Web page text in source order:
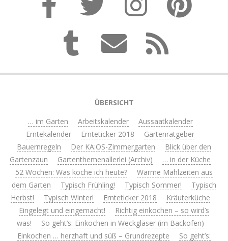
ÜBERSICHT
… im Garten
Arbeitskalender
Aussaatkalender
Erntekalender
Ernteticker 2018
Gartenratgeber
Bauernregeln
Der KA:OS-Zimmergarten
Blick über den
Gartenzaun
Gartenthemenallerlei (Archiv)
… in der Küche
52 Wochen: Was koche ich heute?
Warme Mahlzeiten aus
dem Garten
Typisch Frühling! Typisch Sommer!
Typisch
Herbst!
Typisch Winter! Ernteticker 2018
Kräuterküche
Eingelegt und eingemacht!
Richtig einkochen – so wird’s
was!
So geht’s: Einkochen in Weckgläser (im Backofen)
Einkochen … herzhaft und süß – Grundrezepte
So geht’s: